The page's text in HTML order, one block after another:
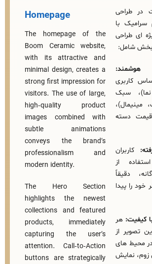
Homepage
The homepage of the
Boom Ceramic website,
with its attractive and
minimal design, creates a
strong first impression for
visitors. The use of large,
high‑quality product
images combined with
subtle animations
conveys the brand’s
professionalism and
modern identity.
The Hero Section
highlights the newest
collections and featured
products, immediately
capturing the user’s
attention. Call‑to‑Action
buttons are strategically